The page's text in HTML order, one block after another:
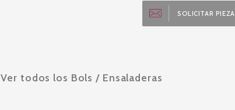
SOLICITAR PIEZA
Ver todos los Bols / Ensaladeras